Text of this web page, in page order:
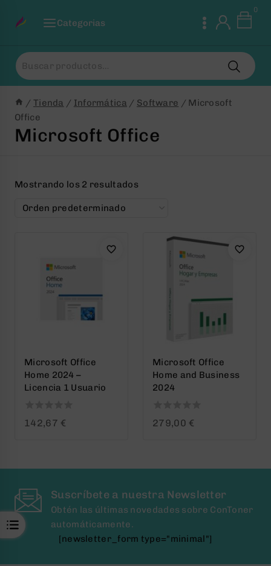
Categorias
0
Buscar
por:
/ Tienda / Informática / Software / Microsoft
Office
Microsoft Office
Mostrando los 2 resultados
Microsoft Office
Home 2024 –
Licencia 1 Usuario
0142,67 €
Microsoft Office
Home and Business
2024
0
279,00 €
Suscríbete a nuestra Newsletter
Obtén las últimas novedades sobre ConToner
automáticamente.
[newsletter_form type="minimal"]